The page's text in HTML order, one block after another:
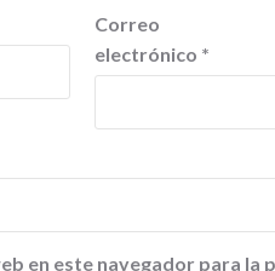
Correo
electrónico *
en este navegador para la